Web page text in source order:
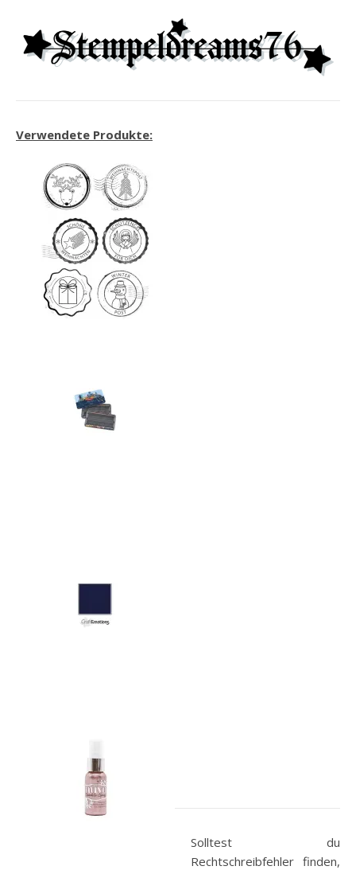
Verwendete Produkte:
Solltest du
Rechtschreibfehler finden,